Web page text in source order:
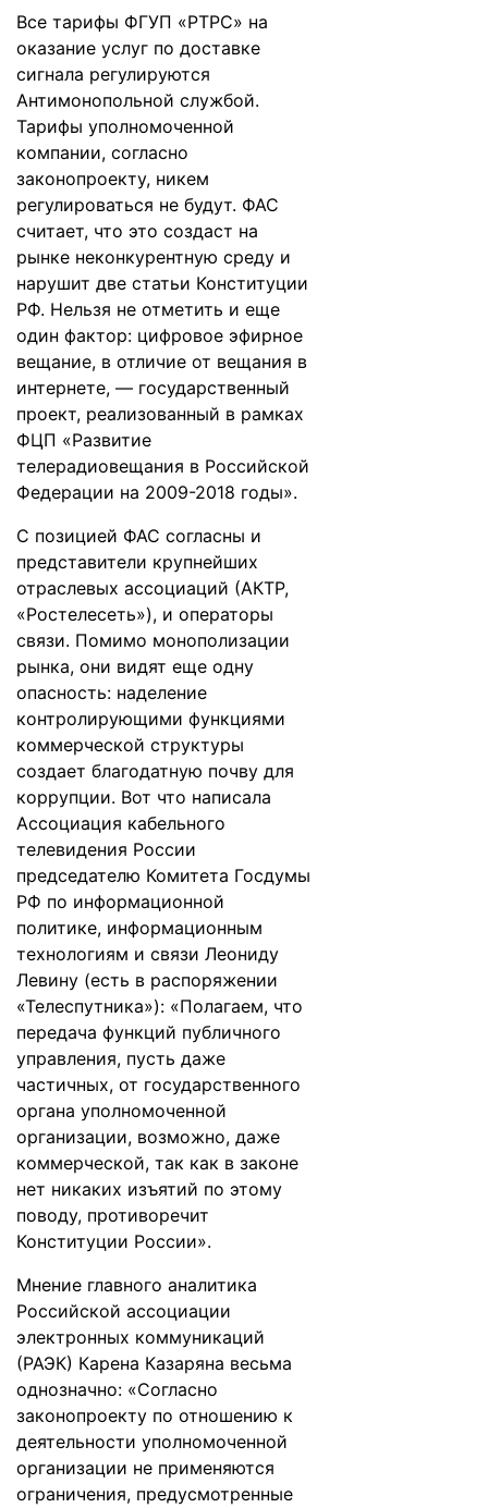
Все тарифы ФГУП «РТРС» на
оказание услуг по доставке
сигнала регулируются
Антимонопольной службой.
Тарифы уполномоченной
компании, согласно
законопроекту, никем
регулироваться не будут. ФАС
считает, что это создаст на
рынке неконкурентную среду и
нарушит две статьи Конституции
РФ. Нельзя не отметить и еще
один фактор: цифровое эфирное
вещание, в отличие от вещания в
интернете, — государственный
проект, реализованный в рамках
ФЦП «Развитие
телерадиовещания в Российской
Федерации на 2009-2018 годы».
С позицией ФАС согласны и
представители крупнейших
отраслевых ассоциаций (АКТР,
«Ростелесеть»), и операторы
связи. Помимо монополизации
рынка, они видят еще одну
опасность: наделение
контролирующими функциями
коммерческой структуры
создает благодатную почву для
коррупции. Вот что написала
Ассоциация кабельного
телевидения России
председателю Комитета Госдумы
РФ по информационной
политике, информационным
технологиям и связи Леониду
Левину (есть в распоряжении
«Телеспутника»): «Полагаем, что
передача функций публичного
управления, пусть даже
частичных, от государственного
органа уполномоченной
организации, возможно, даже
коммерческой, так как в законе
нет никаких изъятий по этому
поводу, противоречит
Конституции России».
Мнение главного аналитика
Российской ассоциации
электронных коммуникаций
(РАЭК) Карена Казаряна весьма
однозначно: «Согласно
законопроекту по отношению к
деятельности уполномоченной
организации не применяются
ограничения, предусмотренные